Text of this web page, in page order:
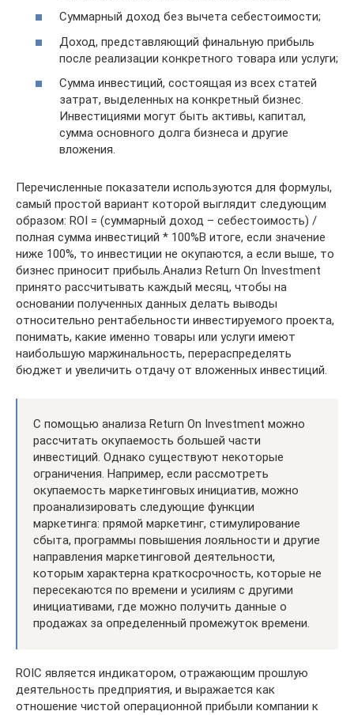
Суммарный доход без вычета себестоимости;
Доход, представляющий финальную прибыль
после реализации конкретного товара или услуги;
Сумма инвестиций, состоящая из всех статей
затрат, выделенных на конкретный бизнес.
Инвестициями могут быть активы, капитал,
сумма основного долга бизнеса и другие
вложения.
Перечисленные показатели используются для формулы,
самый простой вариант которой выглядит следующим
образом: ROI = (суммарный доход – себестоимость) /
полная сумма инвестиций * 100%В итоге, если значение
ниже 100%, то инвестиции не окупаются, а если выше, то
бизнес приносит прибыль.Анализ Return On Investment
принято рассчитывать каждый месяц, чтобы на
основании полученных данных делать выводы
относительно рентабельности инвестируемого проекта,
понимать, какие именно товары или услуги имеют
наибольшую маржинальность, перераспределять
бюджет и увеличить отдачу от вложенных инвестиций.
С помощью анализа Return On Investment можно
рассчитать окупаемость большей части
инвестиций. Однако существуют некоторые
ограничения. Например, если рассмотреть
окупаемость маркетинговых инициатив, можно
проанализировать следующие функции
маркетинга: прямой маркетинг, стимулирование
сбыта, программы повышения лояльности и другие
направления маркетинговой деятельности,
которым характерна краткосрочность, которые не
пересекаются по времени и усилиям с другими
инициативами, где можно получить данные о
продажах за определенный промежуток времени.
ROIC является индикатором, отражающим прошлую
деятельность предприятия, и выражается как
отношение чистой операционной прибыли компании к